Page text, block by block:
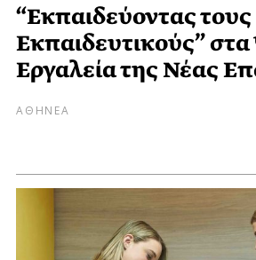
“Εκπαιδεύοντας τους
Εκπαιδευτικούς”
Εργαλεία της Νέας
ΑΘΗΝΕΑ